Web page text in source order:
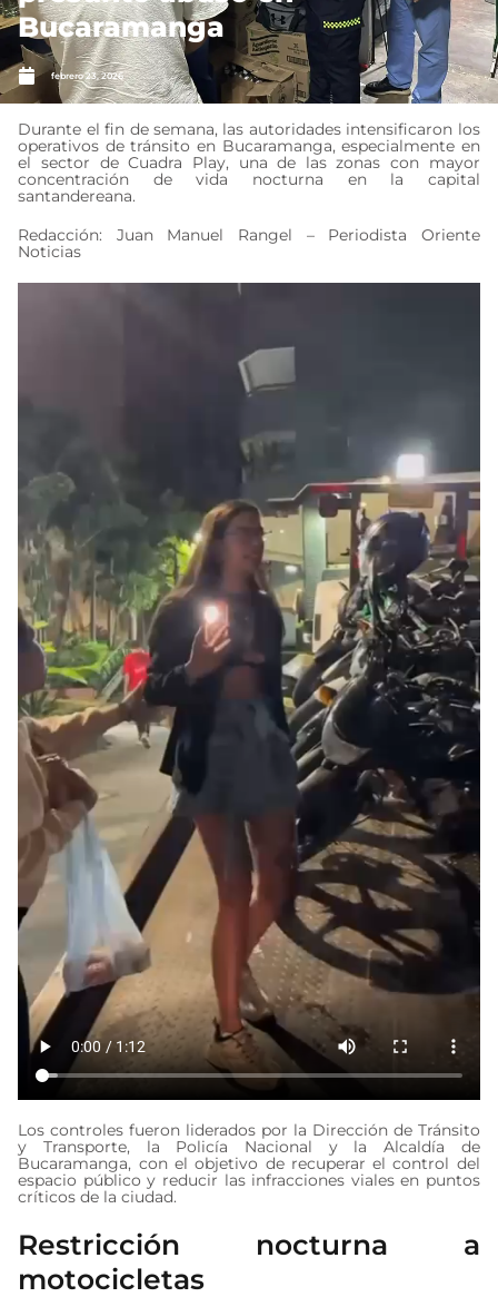
Bucaramanga
febrero 23, 2026
Durante el fin de semana, las autoridades intensificaron los
operativos de tránsito en Bucaramanga, especialmente en
el sector de Cuadra Play, una de las zonas con mayor
concentración de vida nocturna en la capital
santandereana.
Redacción: Juan Manuel Rangel – Periodista Oriente
Noticias
Los controles fueron liderados por la Dirección de Tránsito
y Transporte, la Policía Nacional y la Alcaldía de
Bucaramanga, con el objetivo de recuperar el control del
espacio público y reducir las infracciones viales en puntos
críticos de la ciudad.
Restricción nocturna a
motocicletas